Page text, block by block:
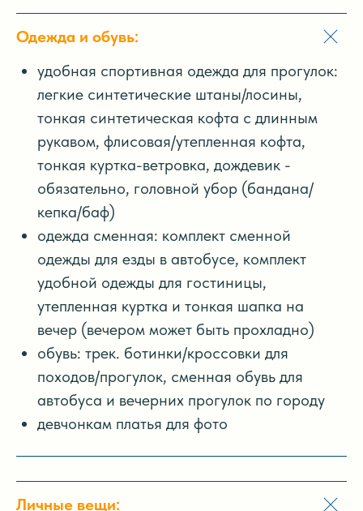
Одежда и обувь:
удобная спортивная одежда для прогулок:
легкие синтетические штаны/лосины,
тонкая синтетическая кофта с длинным
рукавом, флисовая/утепленная кофта,
тонкая куртка-ветровка, дождевик -
обязательно, головной убор (бандана/
кепка/баф)
одежда сменная: комплект сменной
одежды для езды в автобусе, комплект
удобной одежды для гостиницы,
утепленная куртка и тонкая шапка на
вечер (вечером может быть прохладно)
обувь: трек. ботинки/кроссовки для
походов/прогулок, сменная обувь для
автобуса и вечерних прогулок по городу
девчонкам платья для фото
Личные вещи: